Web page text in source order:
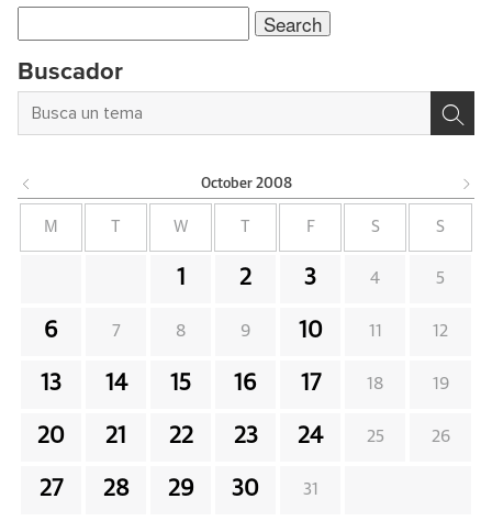
Search
for:
Buscador
October 2008
M W F S S
1 2 3 4 5
6 7 8 9 10 11 12
13 14 15 16 17 18 19
20 21 22 23 24 25 26
27 28 29 30 31